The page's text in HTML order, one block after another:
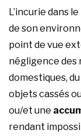
L’incurie dans
de son
point de vue
négligence des
domestiques,
objets cassés
ou/et une
rendant